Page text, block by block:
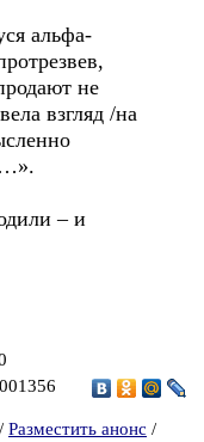
альфа-
не
взгляд /на
– и
/ Разместить анонс /